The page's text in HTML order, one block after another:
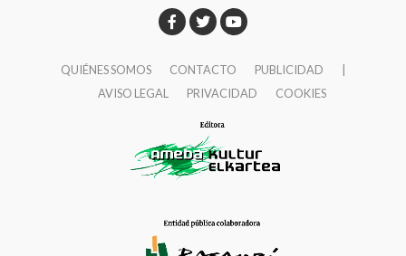
QUIÉNES SOMOS CONTACTO PUBLICIDAD
AVISO LEGAL
PRIVACIDAD COOKIES